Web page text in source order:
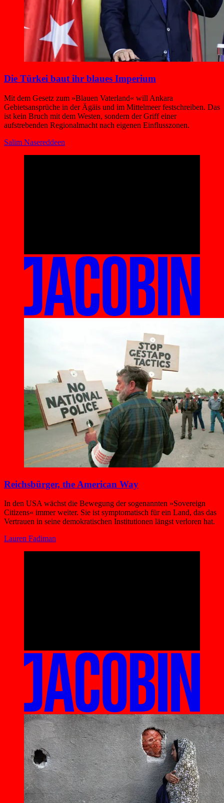
Die Türkei baut ihr blaues Imperium
Mit dem Gesetz zum »Blauen Vaterland« will Ankara
Gebietsansprüche in der Ägäis und im Mittelmeer festschreiben. Das
ist kein Bruch mit dem Westen, sondern der Griff einer
aufstrebenden Regionalmacht nach eigenen Einflusszonen.
Salim Nasereddeen
Reichsbürger, the American Way
In den USA wächst die Bewegung der sogenannten »Sovereign
Citizens« immer weiter. Sie ist symptomatisch für ein Land, das das
Vertrauen in seine demokratischen Institutionen längst verloren hat.
Lauren Fadiman